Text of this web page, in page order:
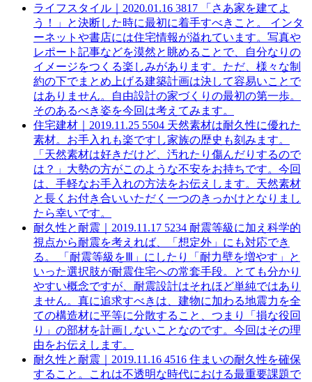
ライフスタイル｜ 2020.01.16 3817
「さあ家を建てよ
う！」と決断した時に最初に着手すべきこと。
インタ
ーネットや書店には住宅情報が溢れています。写真や
レポート記事などを漠然と眺めることで、自分なりの
イメージをつくる楽しみがあります。ただ、様々な制
約の下でまとめ上げる建築計画は決して容易いことで
はありません。自由設計の家づくりの最初の第一歩。
そのあるべき姿を今回は考えてみます。
住宅建材｜ 2019.11.25 5504 天然素材は耐久性に優れた
素材。お手入れも楽ですし家族の歴史も刻みます。
「天然素材は好きだけど、汚れたり傷んだりするので
は？」大勢の方がこのような不安をお持ちです。今回
は、手軽なお手入れの方法をお伝えします。天然素材
と長くお付き合いいただく一つのきっかけとなりまし
たら幸いです。
耐久性と耐震｜ 2019.11.17 5234 耐震等級に加え科学的
視点から耐震を考えれば、「想定外」にも対応でき
る。
「耐震等級をⅢ」にしたり「耐力壁を増やす」と
いった選択肢が耐震住宅への常套手段。とても分かり
やすい概念ですが、耐震設計はそれほど単純ではあり
ません。真に追求すべきは、建物に加わる地震力を全
ての構造材に平等に分散すること、つまり「損な役回
り」の部材を計画しないことなのです。今回はその理
由をお伝えします。
耐久性と耐震｜ 2019.11.16 4516 住まいの耐久性を確保
すること。これは不透明な時代における最重要課題で